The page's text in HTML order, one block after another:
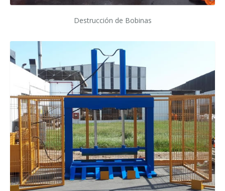
Destrucción de Bobinas